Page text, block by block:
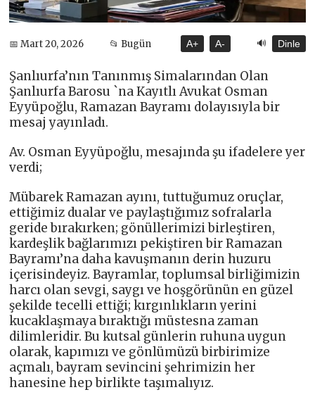
📅 Mart 20, 2026 📂 Bugün A+ A- 🔊 Dinle
Şanlıurfa’nın Tanınmış Simalarından Olan
Şanlıurfa Barosu `na Kayıtlı Avukat Osman
Eyyüpoğlu, Ramazan Bayramı dolayısıyla bir
mesaj yayınladı.
Av. Osman Eyyüpoğlu, mesajında şu ifadelere yer
verdi;
Mübarek Ramazan ayını, tuttuğumuz oruçlar,
ettiğimiz dualar ve paylaştığımız sofralarla
geride bırakırken; gönüllerimizi birleştiren,
kardeşlik bağlarımızı pekiştiren bir Ramazan
Bayramı’na daha kavuşmanın derin huzuru
içerisindeyiz. Bayramlar, toplumsal birliğimizin
harcı olan sevgi, saygı ve hoşgörünün en güzel
şekilde tecelli ettiği; kırgınlıkların yerini
kucaklaşmaya bıraktığı müstesna zaman
dilimleridir. Bu kutsal günlerin ruhuna uygun
olarak, kapımızı ve gönlümüzü birbirimize
açmalı, bayram sevincini şehrimizin her
hanesine hep birlikte taşımalıyız.